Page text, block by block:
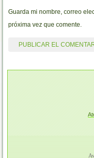
Guarda mi nombre, correo
próxima vez que comente.